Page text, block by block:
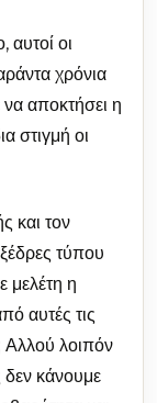
αυτοί οι
χρόνια
αποκτήσει η
στιγμή οι
και τον
τύπου
μελέτη η
αυτές τις
Αλλού λοιπόν
δεν κάνουμε